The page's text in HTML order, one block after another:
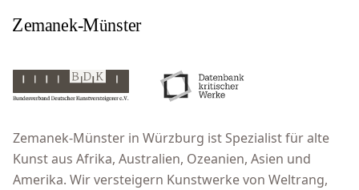
Zemanek-Münster in Würzburg ist Spezialist für alte
Kunst aus Afrika, Australien, Ozeanien, Asien und
Amerika. Wir versteigern Kunstwerke von Weltrang,